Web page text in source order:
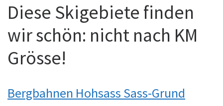
Diese Skigebiete finden
wir schön: nicht nach KM
Grösse!
Bergbahnen Hohsass Sass-Grund